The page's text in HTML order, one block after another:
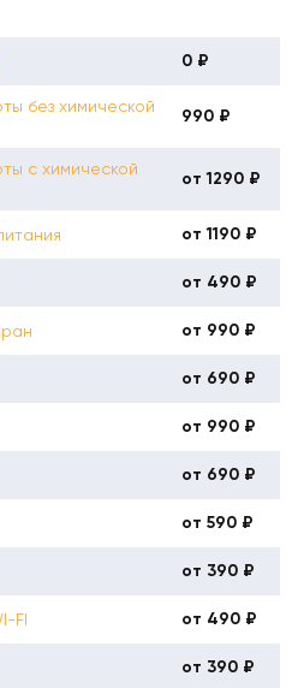
0 ₽
без химической
990 ₽
с химической
от 1290 ₽
от 1190 ₽
от 490 ₽
от 990 ₽
от 690 ₽
от 990 ₽
от 690 ₽
от 590 ₽
от 390 ₽
FI от 490 ₽
от 390 ₽